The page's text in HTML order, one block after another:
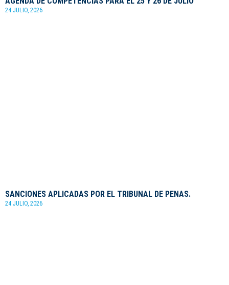
24 JULIO, 2026
SANCIONES APLICADAS POR EL TRIBUNAL DE PENAS.
24 JULIO, 2026